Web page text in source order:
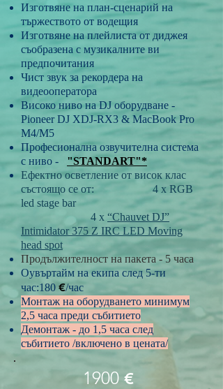
Изготвяне на план-сценарий на
тържеството от водещия
Изготвяне на плейлиста от диджея
съобразена с музикалните ви
предпочитания
Чист звук за рекордера на
видеооператора
Високо ниво на DJ оборудване -
Pioneer DJ XDJ-RX3 & MacBook Pro
M4/M5
Професионална озвучителна система
с ниво -
"STANDART"*
Ефектно осветление от висок клас
състоящо се от: 4 х RGB
led stage bar
4 х “Chauvet DJ”
Intimidator375 Z IRC LED Moving
head spot
Продължителност на пакета - 5 часа
Оувъртайм на екипа след 5-ти
час:180 €/час
Монтаж на оборудването минимум
2,5 часа преди събитието
Демонтаж - до 1,5 часа след
събитието /включено в цената/
1900 €